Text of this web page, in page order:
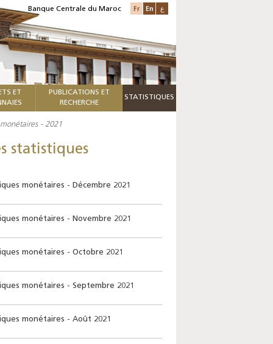
Banque Centrale du Maroc Fr En ع
ET
PUBLICATIONS ET
RECHERCHE
STATISTIQUES
- 2021
statistiques
monétaires - Décembre 2021
monétaires - Novembre 2021
monétaires - Octobre 2021
monétaires - Septembre 2021
monétaires - Août 2021